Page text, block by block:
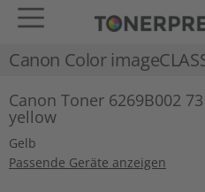
Canon Color
Canon Toner 6269B002
yellow
Gelb
Passende Geräte anzeigen